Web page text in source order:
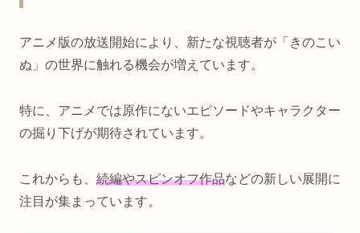
アニメ版の放送開始により、新たな視聴者が「きのこい
ぬ」の世界に触れる機会が増えています。
特に、アニメでは原作にないエピソードやキャラクター
の掘り下げが期待されています。
これからも、 続編やスピンオフ作品などの新しい展開に
注目が集まっています。